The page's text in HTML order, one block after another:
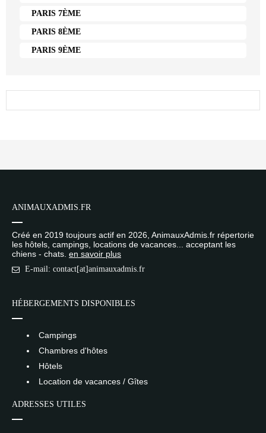
PARIS 7ÈME
PARIS 8ÈME
PARIS 9ÈME
ANIMAUXADMIS.FR
Créé en 2019 toujours actif en 2026, AnimauxAdmis.fr répertorie
les hôtels, campings, locations de vacances... acceptant les
chiens - chats. en savoir plus
E-mail: contact[at]animauxadmis.fr
HÉBERGEMENTS DISPONIBLES
Campings
Chambres d'hôtes
Hôtels
Location de vacances / Gîtes
ADRESSES UTILES